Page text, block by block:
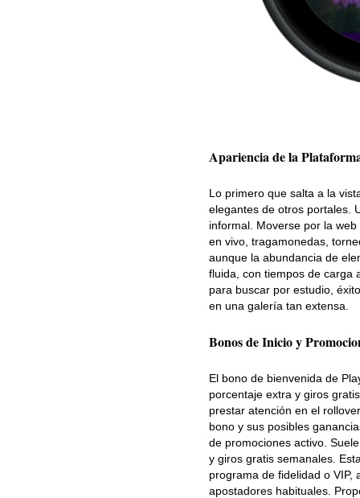
Apariencia de la
Lo primero que salta a la
elegantes de otros portales.
informal. Moverse por la
en vivo, tragamonedas,
aunque la abundancia de
fluida, con tiempos de carga
para buscar por estudio,
en una galería tan extensa.
Bonos de Inicio y
El bono de bienvenida de
porcentaje extra y giros
prestar atención en el
bono y sus posibles
de promociones activo.
y giros gratis semanales.
programa de fidelidad o
apostadores habituales.